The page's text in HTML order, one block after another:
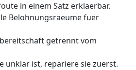
in einem Satz erklaerbar.
Belohnungsraeume fuer
getrennt vom
unklar ist, repariere sie zuerst.